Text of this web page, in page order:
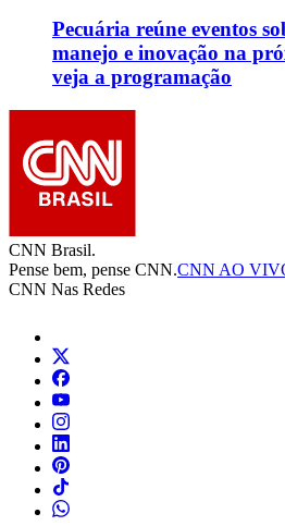
Pecuária reúne eventos
manejo e inovação na
veja a programação
CNN Brasil.
Pense bem, pense CNN.CNN AO
CNN Nas Redes